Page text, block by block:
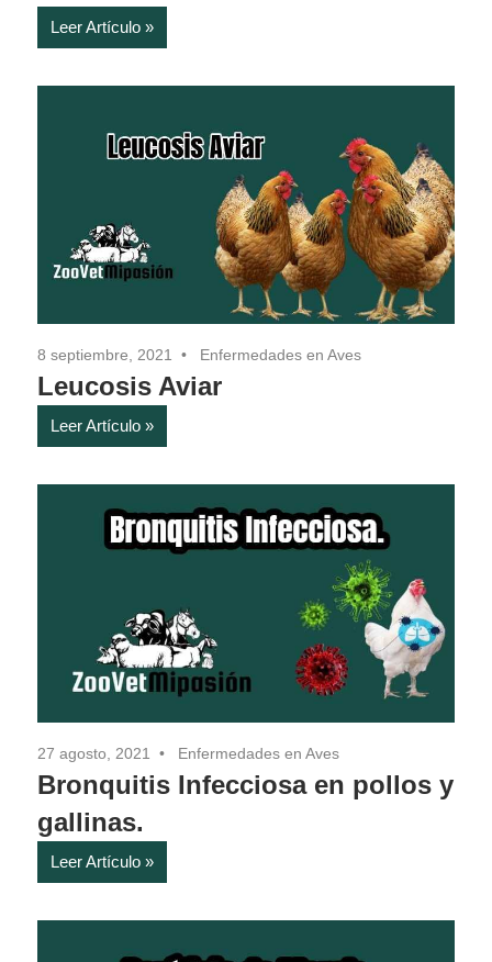
Leer Artículo
8 septiembre, 2021 Enfermedades en Aves
Leucosis Aviar
Leer Artículo
27 agosto, 2021 Enfermedades en Aves
Bronquitis Infecciosa en pollos y
gallinas.
Leer Artículo